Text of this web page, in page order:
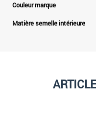
Couleur marque
Matière semelle intérieure